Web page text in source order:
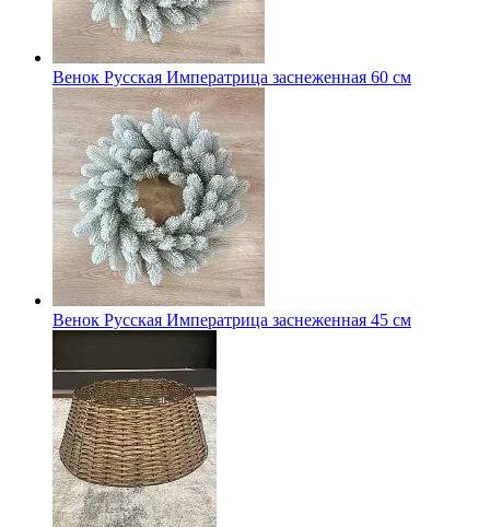
Венок Русская Императрица заснеженная 60 см
Венок Русская Императрица заснеженная 45 см